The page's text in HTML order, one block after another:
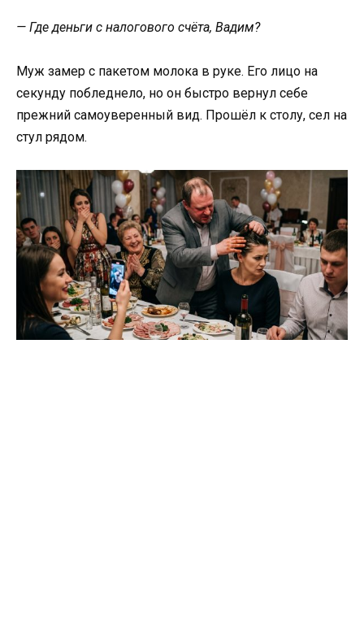
— Где деньги с налогового счёта, Вадим?
Муж замер с пакетом молока в руке. Его лицо на
секунду побледнело, но он быстро вернул себе
прежний самоуверенный вид. Прошёл к столу, сел на
стул рядом.